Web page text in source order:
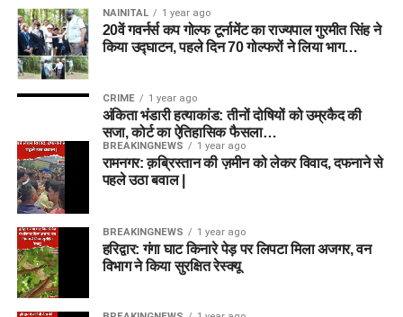
NAINITAL 1 year ago
20वें गवर्नर्स कप गोल्फ टूर्नामेंट का राज्यपाल गुरमीत सिंह ने
किया उद्घाटन, पहले दिन 70 गोल्फरों ने लिया भाग…
CRIME 1 year ago
अंकिता भंडारी हत्याकांड: तीनों दोषियों को उम्रकैद की
सजा, कोर्ट का ऐतिहासिक फैसला…
BREAKINGNEWS 1 year ago
रामनगर: क़ब्रिस्तान की ज़मीन को लेकर विवाद, दफनाने से
पहले उठा बवाल |
BREAKINGNEWS 1 year ago
हरिद्वार: गंगा घाट किनारे पेड़ पर लिपटा मिला अजगर, वन
विभाग ने किया सुरक्षित रेस्क्यू